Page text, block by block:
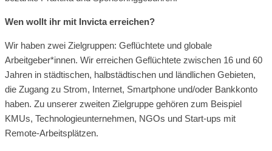
Wen wollt ihr mit Invicta erreichen?
Wir haben zwei Zielgruppen: Geflüchtete und globale
Arbeitgeber*innen. Wir erreichen Geflüchtete zwischen 16 und 60
Jahren in städtischen, halbstädtischen und ländlichen Gebieten,
die Zugang zu Strom, Internet, Smartphone und/oder Bankkonto
haben. Zu unserer zweiten Zielgruppe gehören zum Beispiel
KMUs, Technologieunternehmen, NGOs und Start-ups mit
Remote-Arbeitsplätzen.